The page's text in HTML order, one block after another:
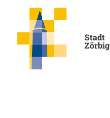
Stadt
Zörbig